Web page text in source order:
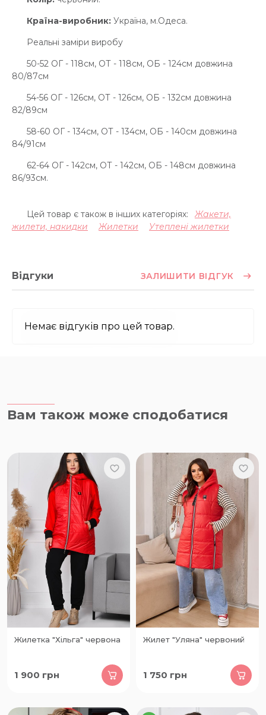
Країна-виробник: Україна, м.Одеса.
Реальні заміри виробу
50-52 ОГ - 118см, ОТ - 118см, ОБ - 124см довжина
80/87см
54-56 ОГ - 126см, ОТ - 126см, ОБ - 132см довжина
82/89см
58-60 ОГ - 134см, ОТ - 134см, ОБ - 140см довжина
84/91см
62-64 ОГ - 142см, ОТ - 142см, ОБ - 148см довжина
86/93см.
Цей товар є також в інших категоріях:
Жакети,
жилети, накидки
Жилетки Утеплені жилетки
Відгуки ЗАЛИШИТИ ВІДГУК
Немає відгуків про цей товар.
Вам також може сподобатися
Жилетка "Хільга" червона
1 900 грн
Жилет "Уляна" червоний
1 750 грн